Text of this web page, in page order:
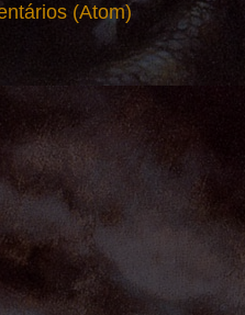
(Atom)